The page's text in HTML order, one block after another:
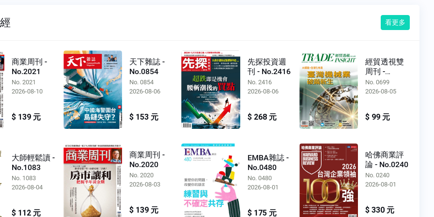
看更多
商業周刊 -
No.2021
No. 2021
2026-08-10
$ 139 元
天下雜誌 -
No.0854
No. 0854
2026-08-06
$ 153 元
先探投資週
刊 - No.2416
No. 2416
2026-08-06
$ 268 元
經貿透視雙
周刊 -
No.0699
No. 0699
2026-08-05
$ 99 元
大師輕鬆讀 -
No.1083
No. 1083
2026-08-04
$ 112 元
商業周刊 -
No.2020
No. 2020
2026-08-03
$ 139 元
EMBA雜誌 -
No.0480
No. 0480
2026-08-01
$ 175 元
哈佛商業評
論 - No.0240
No. 0240
2026-08-01
$ 330 元